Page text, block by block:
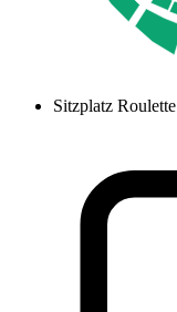
Sitzplatz Roulette